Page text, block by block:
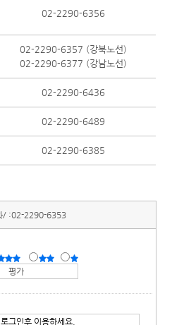
02-2290-6356
02-2290-6357 (강북노선)
02-2290-6377 (강남노선)
02-2290-6436
02-2290-6489
02-2290-6385
/ :02-2290-6353